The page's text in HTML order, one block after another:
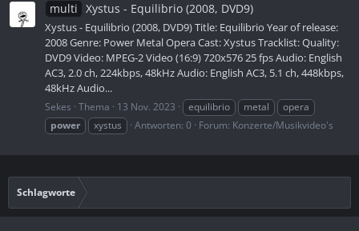
multi Xystus - Equilibrio (2008, DVD9)
Xystus - Equilibrio (2008, DVD9) Title: Equilibrio Year of release:
2008 Genre: Power Metal Opera Cast: Xystus Tracklist: Quality:
DVD9 Video: MPEG-2 Video (16:9) 720x576 25 fps Audio: English
AC3, 2.0 ch, 224kbps, 48kHz Audio: English AC3, 5.1 ch, 448kbps,
48kHz Audio...
Sekes Thema 13 Nov. 2023 equilibrio metal
opera
power
xystus Antworten: 0 Forum: Konzerte/Musikvideo's
Schlagworte